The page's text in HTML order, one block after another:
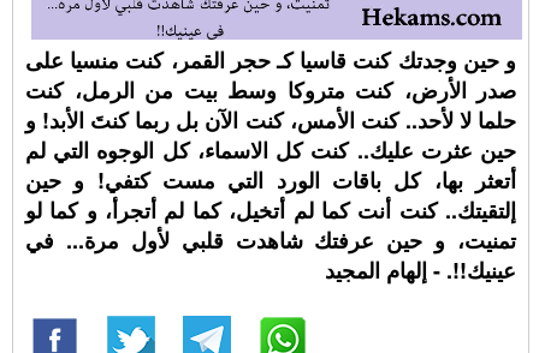
و حين وجدتك كنت قاسيا كـ حجر القمر، كنت منسيا على
صدر الأرض، كنت متروكا وسط بيت من الرمل، كنت
حلما لا لأحد.. كنت الأمس، كنت الآن بل ربما كنتَ الأبد! و
حين عثرت عليك.. كنت كل الاسماء، كل الوجوه التي لم
أتعثر بها، كل باقات الورد التي مست كتفي! و حين
إلتقيتك.. كنت أنت كما لم أتخيل، كما لم أتجرأ، و كما لو
تمنيت، و حين عرفتك شاهدت قلبي لأول مرة... في
عينيك!!. - إلهام المجيد